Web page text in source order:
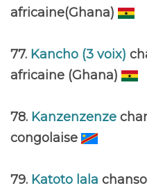
africaine(Ghana)
77. Kancho (3 voix)
africaine (Ghana)
78. Kanzenzenze
congolaise
79. Katoto lala